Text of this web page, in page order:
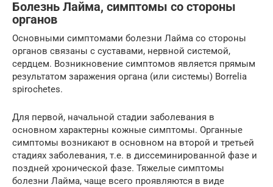
Болезнь Лайма, симптомы со стороны
органов
Основными симптомами болезни Лайма со стороны
органов связаны с суставами, нервной системой,
сердцем. Возникновение симптомов является прямым
результатом заражения органа (или системы) Borrelia
spirochetes.
Для первой, начальной стадии заболевания в
основном характерны кожные симптомы. Органные
симптомы возникают в основном на второй и третьей
стадиях заболевания, т.е. в диссеминированной фазе и
поздней хронической фазе. Тяжелые симптомы
болезни Лайма, чаще всего проявляются в виде